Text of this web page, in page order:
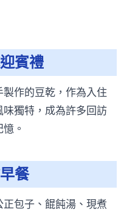
賓禮
作的豆乾，作為入住
獨特，成為許多回訪
。
餐
包子、餛飩湯、現煮